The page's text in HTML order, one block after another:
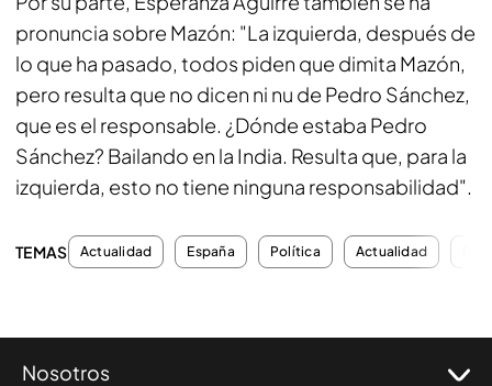
pronuncia sobre Mazón: "La izquierda, después de
lo que ha pasado, todos piden que dimita Mazón,
pero resulta que no dicen ni nu de Pedro Sánchez,
que es el responsable. ¿Dónde estaba Pedro
Sánchez? Bailando en la India. Resulta que, para la
izquierda, esto no tiene ninguna responsabilidad".
TEMAS Actualidad España Política Actualidad
Nosotros